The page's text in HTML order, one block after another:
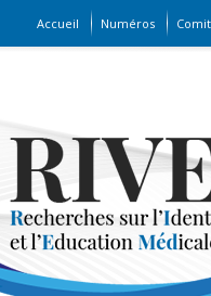
Accueil Numéros